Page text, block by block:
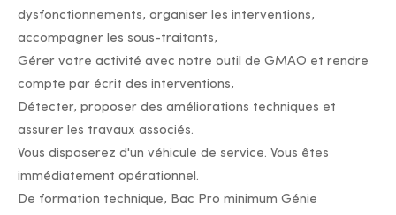
dysfonctionnements, organiser les interventions,
accompagner les sous-traitants,
Gérer votre activité avec notre outil de GMAO et rendre
compte par écrit des interventions,
Détecter, proposer des améliorations techniques et
assurer les travaux associés.
Vous disposerez d'un véhicule de service. Vous êtes
immédiatement opérationnel.
De formation technique, Bac Pro minimum Génie